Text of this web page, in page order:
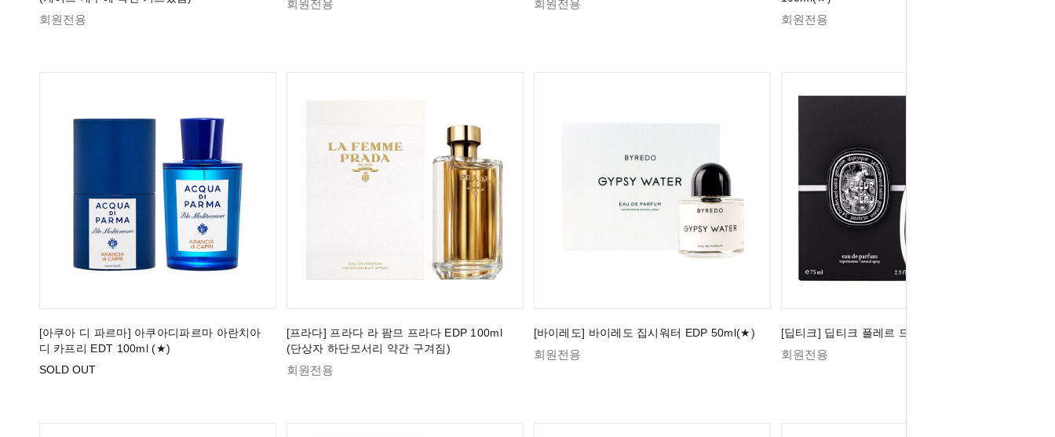
회원전용
회원전용 회원전용
회원전용
[아쿠아 디 파르마] 아쿠아디파르마 아란치아
디 카프리 EDT 100ml (★)
SOLD OUT
[프라다] 프라다 라 팜므 프라다 EDP 100ml
(단상자 하단모서리 약간 구겨짐)
회원전용
[바이레도] 바이레도 집시워터 EDP 50ml(★)
회원전용
[딥티크] 딥티크 플레르 드 뽀 EDP 75ml (★)
회원전용